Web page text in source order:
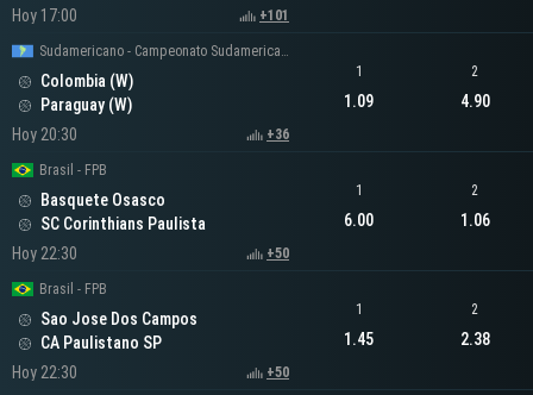
Hoy 17:00
+101
Sudamericano - Campeonato Sudamericano Femenino
Colombia (W)
Paraguay (W)
Hoy 20:30
+36
1
1.09
2
4.90
Brasil - FPB
Basquete Osasco
SC Corinthians Paulista
Hoy 22:30
+50
1
6.00
2
1.06
Brasil - FPB
Sao Jose Dos Campos
CA Paulistano SP
Hoy 22:30
+50
1
1.45
2
2.38